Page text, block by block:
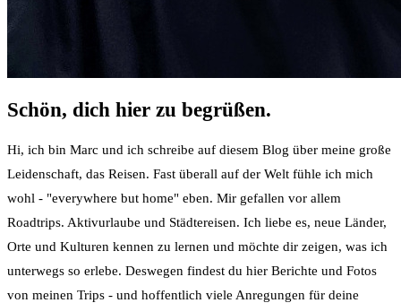
Schön, dich hier zu begrüßen.
Hi, ich bin Marc und ich schreibe auf diesem Blog über meine große
Leidenschaft, das Reisen. Fast überall auf der Welt fühle ich mich
wohl - "everywhere but home" eben. Mir gefallen vor allem
Roadtrips. Aktivurlaube und Städtereisen. Ich liebe es, neue Länder,
Orte und Kulturen kennen zu lernen und möchte dir zeigen, was ich
unterwegs so erlebe. Deswegen findest du hier Berichte und Fotos
von meinen Trips - und hoffentlich viele Anregungen für deine